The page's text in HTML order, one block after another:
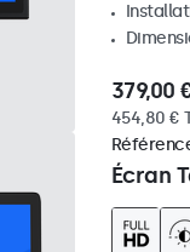
379,00
454,80 €
Écran